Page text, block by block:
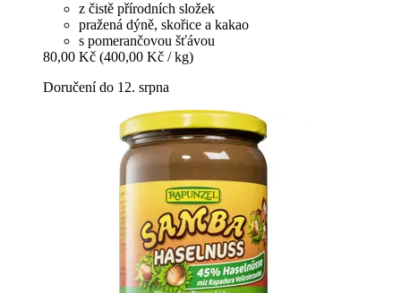
z čistě přírodních složek
pražená dýně, skořice a kakao
s pomerančovou šťávou
80,00 Kč (400,00 Kč / kg)
Doručení do 12. srpna